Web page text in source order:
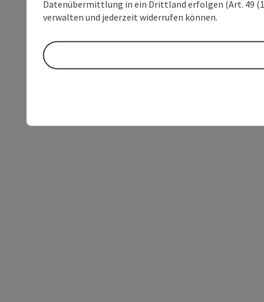
Datenübermittlung in ein Drittland erfolgen (Art. 49
verwalten und jederzeit widerrufen können.